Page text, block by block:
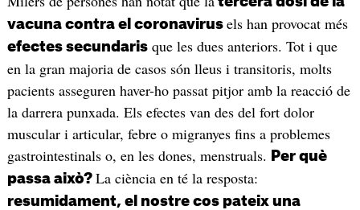
vacuna contra el coronavirus els han provocat més
efectes secundarisque les dues anteriors. Tot i que
en la gran majoria de casos són lleus i transitoris, molts
pacients asseguren haver-ho passat pitjor amb la reacció de
la darrera punxada. Els efectes van des del fort dolor
muscular i articular, febre o migranyes fins a problemes
gastrointestinals o, en les dones, menstruals.
Per què
passa això? La ciència en té la resposta:
resumidament, el nostre cos pateix una